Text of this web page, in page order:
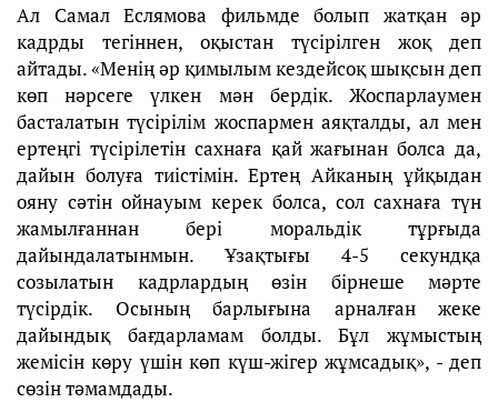
Ал Самал Еслямова фильмде болып жатқан әр
кадрды тегіннен, оқыстан түсірілген жоқ деп
айтады. «Менің әр қимылым кездейсоқ шықсын деп
көп нәрсеге үлкен мән бердік. Жоспарлаумен
басталатын түсірілім жоспармен аяқталды, ал мен
ертеңгі түсірілетін сахнаға қай жағынан болса да,
дайын болуға тиістімін. Ертең Айканың ұйқыдан
ояну сәтін ойнауым керек болса, сол сахнаға түн
жамылғаннан бері моральдік тұрғыда
дайындалатынмын. Ұзақтығы 4-5 секундқа
созылатын кадрлардың өзін бірнеше мәрте
түсірдік. Осының барлығына арналған жеке
дайындық бағдарламам болды. Бұл жұмыстың
жемісін көру үшін көп күш-жігер жұмсадық», - деп
сөзін тәмамдады.